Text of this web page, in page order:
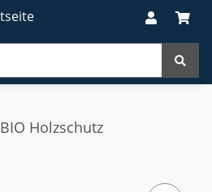
BIO Holzschutz